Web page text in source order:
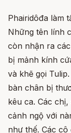
Phairidôđa làm
Những tên lính
còn nhận ra
bị mảnh kính
và khẽ gọi
bàn chân bị
kêu ca. Các
cảnh ngộ với
như thế. Các